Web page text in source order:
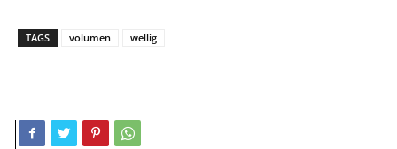
TAGS volumen wellig